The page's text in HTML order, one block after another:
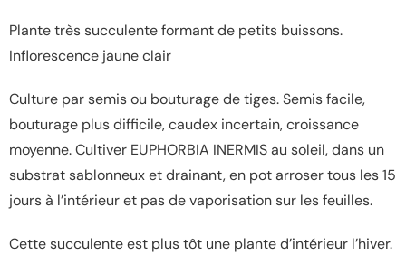
Plante très succulente formant de petits buissons.
Inflorescence jaune clair
Culture par semis ou bouturage de tiges. Semis facile,
bouturage plus difficile, caudex incertain, croissance
moyenne. Cultiver EUPHORBIA INERMIS au soleil, dans un
substrat sablonneux et drainant, en pot arroser tous les 15
jours à l’intérieur et pas de vaporisation sur les feuilles.
Cette succulente est plus tôt une plante d’intérieur l’hiver.